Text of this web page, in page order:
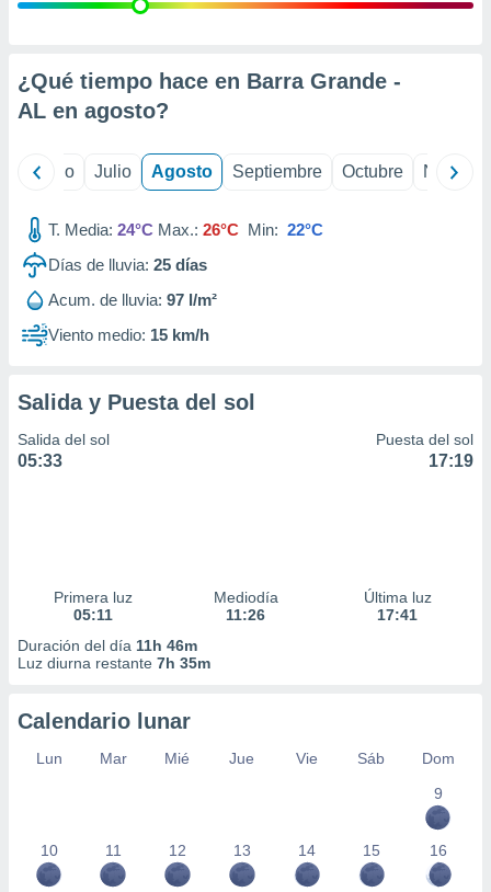
e
mediante
de
1199
¿Qué tiempo hace en Barra Grande -
AL en agosto?
Junio Julio Agosto Septiembre Octubre
T. Media: 24°C Max.: 26°C Min: 22°C
Días de lluvia: 25 días
Acum. de lluvia: 97 l/m²
Viento medio: 15 km/h
Salida y Puesta del sol
Salida del sol
05:33
Puesta del sol
17:19
Primera luz
05:11
Mediodía
11:26
Última luz
17:41
Duración del día 11h 46m
Luz diurna restante 7h 35m
Calendario lunar
Lun Mar Mié Jue Vie Sáb
Dom
9
10 11 12 13 14 15 16